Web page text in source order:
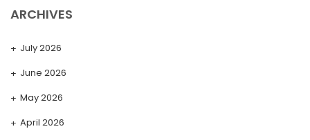
ARCHIVES
July 2026
June 2026
May 2026
April 2026